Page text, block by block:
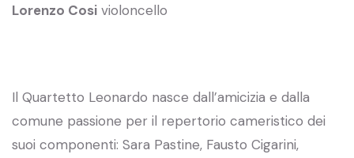
Lorenzo Cosi violoncello
Il Quartetto Leonardo nasce dall’amicizia e dalla
comune passione per il repertorio cameristico dei
suoi componenti: Sara Pastine, Fausto Cigarini,